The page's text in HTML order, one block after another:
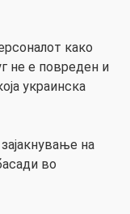
како
не е повреден и
украинска
на
во